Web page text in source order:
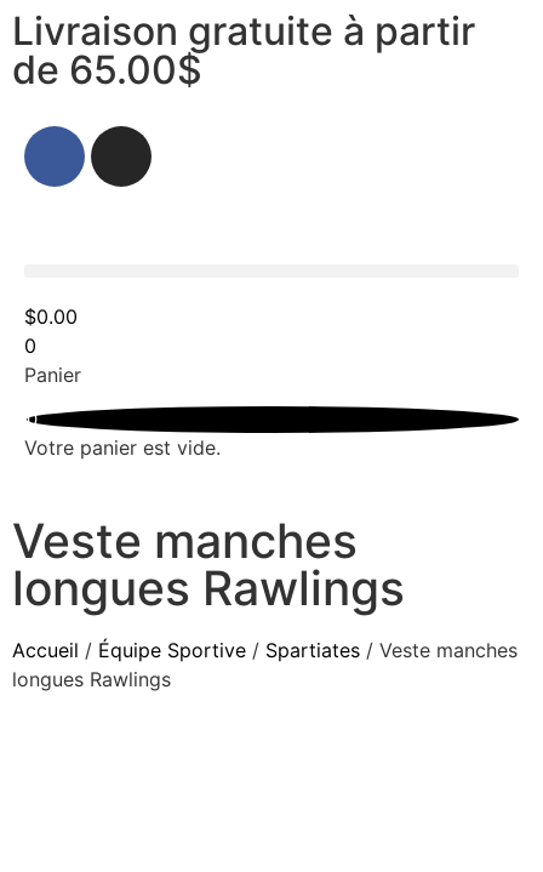
Livraison gratuite à partir
de 65.00$
$0.00
0
Panier
0
Votre panier est vide.
Veste manches
longues Rawlings
Accueil / Équipe Sportive / Spartiates / Veste manches
longues Rawlings